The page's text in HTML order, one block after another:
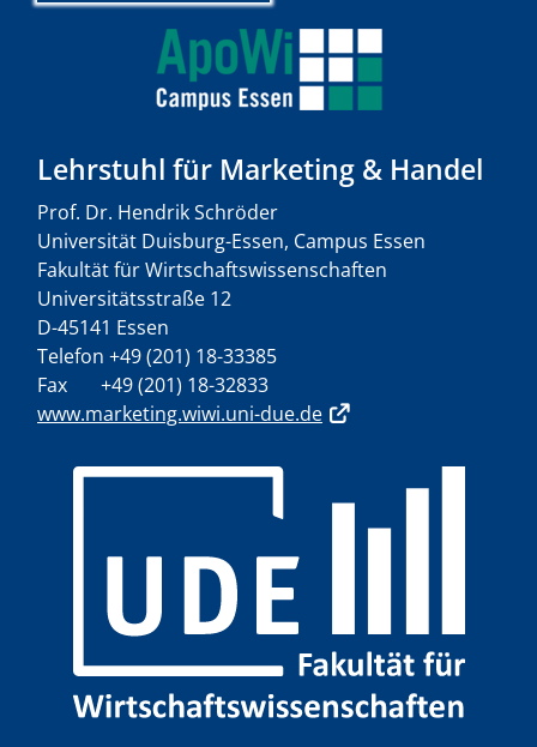
Lehrstuhl für Marketing & Handel
Prof. Dr. Hendrik Schröder
Universität Duisburg-Essen, Campus Essen
Fakultät für Wirtschaftswissenschaften
Universitätsstraße 12
D-45141 Essen
Telefon +49 (201) 18-33385
Fax +49 (201) 18-32833
www.marketing.wiwi.uni-due.de